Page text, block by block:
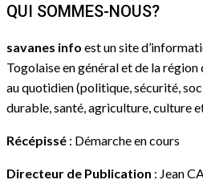
QUI SOMMES-NOUS?
savanes info est un site
Togolaise en général et de la
au quotidien (politique, sécurité,
durable, santé, agriculture, culture
Récépissé : Démarche en cours
Directeur de Publication : Jean